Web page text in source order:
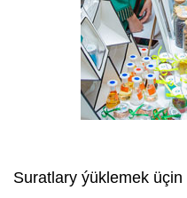
Suratlary ýüklemek üçin